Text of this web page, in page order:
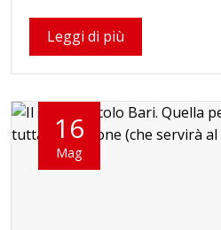
Leggi di più
16
Mag